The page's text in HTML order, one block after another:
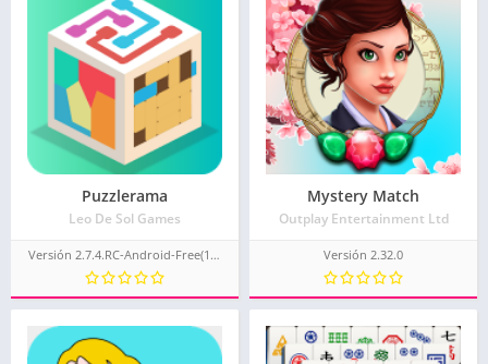
Puzzlerama
Leo De Sol Games
Versión 2.7.4.RC-Android-Free(104)
Mystery Match
Outplay Entertainment Ltd
Versión 2.32.0